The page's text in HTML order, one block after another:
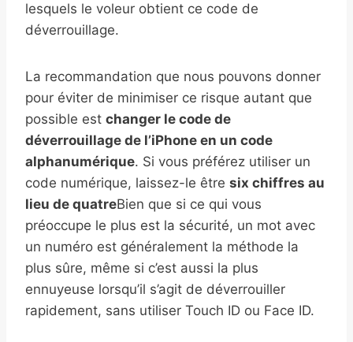
lesquels le voleur obtient ce code de
déverrouillage.
La recommandation que nous pouvons donner
pour éviter de minimiser ce risque autant que
possible est changer le code de
déverrouillage de l’iPhone en un code
alphanumérique. Si vous préférez utiliser un
code numérique, laissez-le être six chiffres au
lieu de quatreBien que si ce qui vous
préoccupe le plus est la sécurité, un mot avec
un numéro est généralement la méthode la
plus sûre, même si c’est aussi la plus
ennuyeuse lorsqu’il s’agit de déverrouiller
rapidement, sans utiliser Touch ID ou Face ID.